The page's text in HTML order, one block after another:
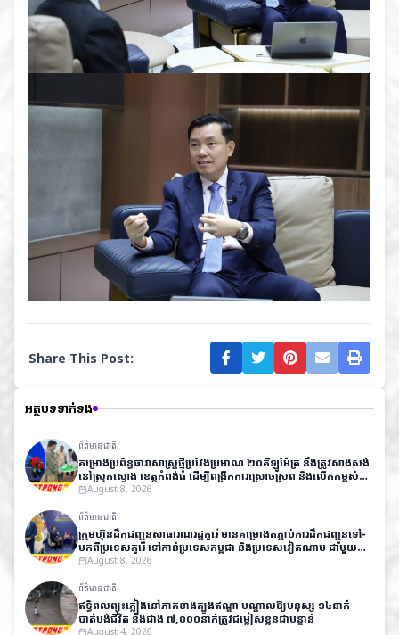
Share This Post:
អត្ថបទទាក់ទង
ព័ត៌មានជាតិ
គម្រោងប្រព័ន្ធធារាសាស្ត្រថ្មីប្រវែងប្រមាណ ២០គីឡូម៉ែត្រ នឹងត្រូវសាងសង់
នៅស្រុកស្ទោង ខេត្តកំពង់ធំ ដើម្បីពង្រីកការស្រោចស្រព និងលើកកម្ពស់
ផលិតភាពកសិកម្ម
August 8, 2026
ព័ត៌មានជាតិ
ក្រុមហ៊ុនដឹកជញ្ជូនសាធារណរដ្ឋកូរ៉េ មានគម្រោងតភ្ជាប់ការដឹកជញ្ជូនទៅ-
មកពីប្រទេសកូរ៉េ​ ទៅកាន់ប្រទេសកម្ពុជា និងប្រទេសវៀតណាម ជាមួយ
តម្លៃសមរម្យ
August 8, 2026
ព័ត៌មានជាតិ
ឥទ្ធិពលព្យុះភ្លៀងនៅភាគខាងត្បូងឥណ្ឌា បណ្តាលឱ្យមនុស្ស ១៤នាក់
បាត់បង់ជីវិត និងជាង ៧,០០០នាក់ត្រូវជម្លៀសខ្លួនជាបន្ទាន់
August 4, 2026